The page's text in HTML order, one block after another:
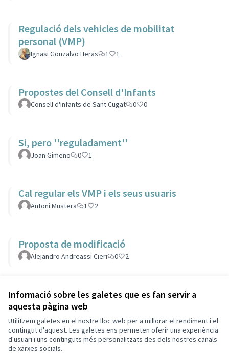
Informació sobre les galetes que es fan servir a
aquesta pàgina web
Utilitzem galetes en el nostre lloc web per a millorar el rendiment i el
contingut d'aquest. Les galetes ens permeten oferir una experiència
d'usuari i uns continguts més personalitzats des dels nostres canals
de xarxes socials.
Regulació dels vehicles de mobilitat
personal (VMP)
Ignasi Gonzalvo Heras 1 1
Propostes del Consell d'Infants
Consell d'infants de Sant Cugat 0 0
Si, pero ''reguladament''
Joan Gimeno 0 1
Cal regular els VMP i els seus usuaris
Antoni Mustera 1 2
Proposta de modificació
Alejandro Andreassi Cieri 0 2
Veure totes les propostes retirades
Termes i condicions d'ús
Configuració de les galetes
Decidim Sant Cugat a X
Decidim Sant Cugat a Facebook
Decidim Sant Cugat a Instagram
Decidim Sant Cugat a GitHub